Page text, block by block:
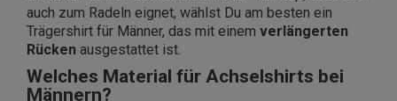
auch zum Radeln eignet, wählst Du am besten ein
Trägershirt für Männer, das mit einem verlängerten
Rücken ausgestattet ist.
Welches Material für Achselshirts bei
Männern?